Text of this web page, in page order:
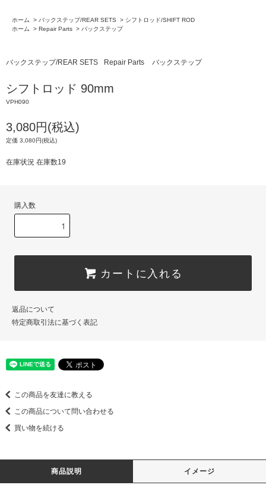
ホーム > バックステップ/REAR SETS > シフトロッド/SHIFT ROD
ホーム
> Repair Parts > バックステップ
バックステップ/REAR SETS Repair Parts バックステップ
シフトロッド 90mm
VPH090
3,080円(税込)
定価 3,080円(税込)
在庫状況 在庫数19
購入数
カートに入れる
返品について
特定商取引法に基づく表記
この商品を友達に教える
この商品について問い合わせる
買い物を続ける
商品説明 イメージ